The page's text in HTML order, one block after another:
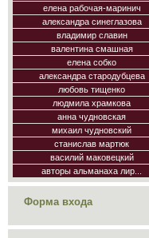
елена рабочая-маринич
александра синеглазова
владимир славин
валентина смашная
елена собко
александра стародубцева
любовь тищенко
людмила храмкова
анна чудновская
михаил чудновский
станислав мартюк
василий маковецкий
авторы альманаха лир...
Форма входа